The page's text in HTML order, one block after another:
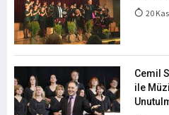
20
Cemil
ile